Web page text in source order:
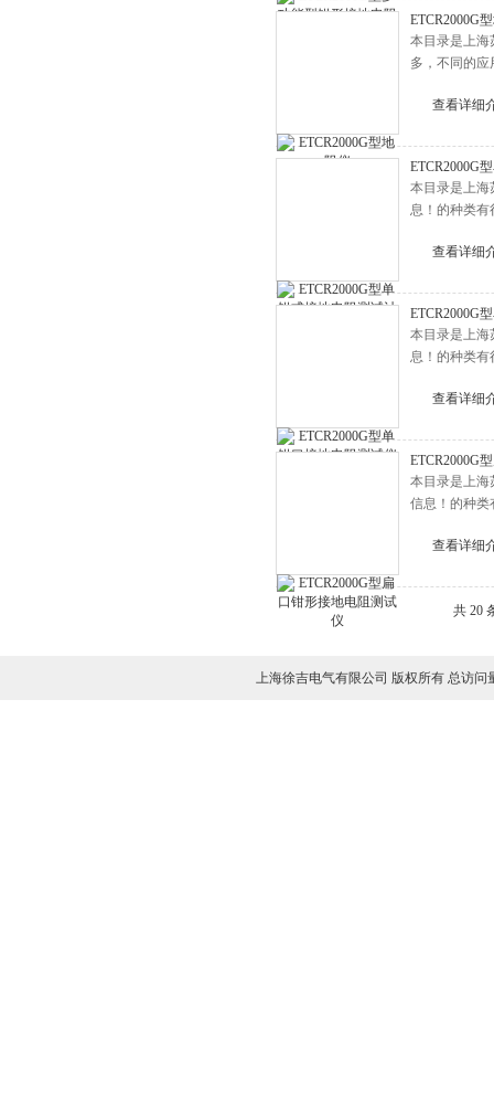
ETCR2000G
本目录是上海
多，不同的
查看详细
ETCR2000G
本目录是上海
息！的种类有
查看详细
ETCR2000G
本目录是上海
息！的种类有
查看详细
ETCR2000G
本目录是上海
信息！的种类
查看详细
共 20
上海徐吉电气有限公司 版权所有 总访问